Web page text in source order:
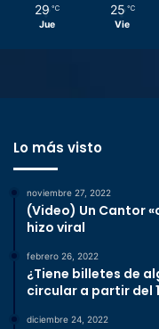
29 ℃
Jue
25 ℃
Vie
Lo más visto
noviembre 27, 2022
(Video) Un Cantor
hizo viral
febrero 26, 2022
¿Tiene billetes de
circular a partir del
diciembre 24, 2022